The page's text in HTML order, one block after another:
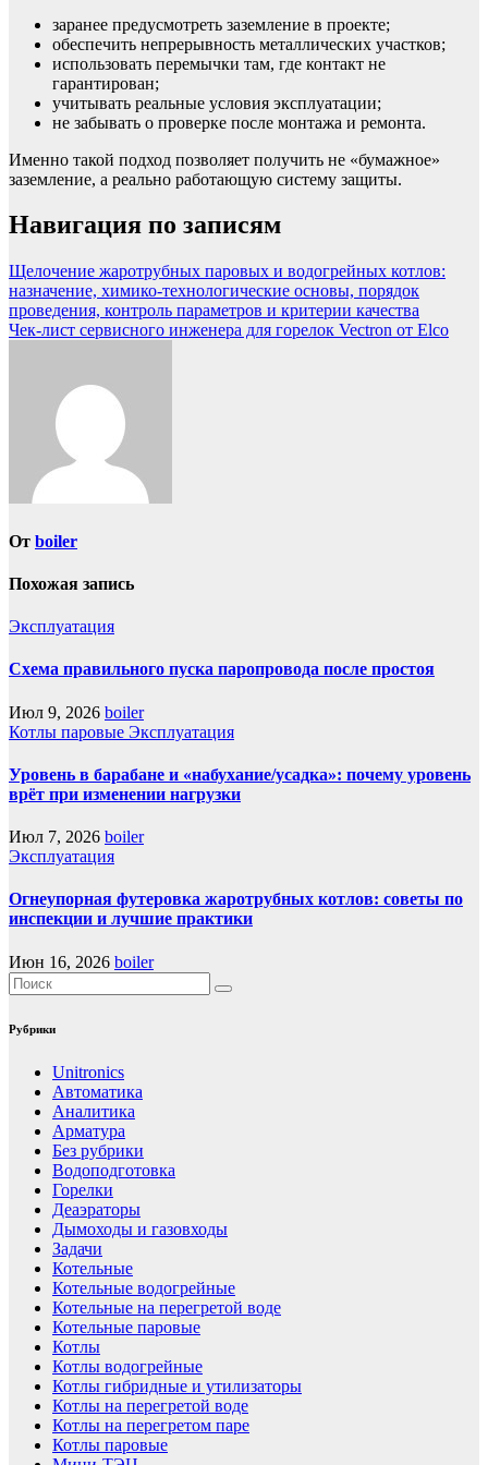
заранее предусмотреть заземление в проекте;
обеспечить непрерывность металлических участков;
использовать перемычки там, где контакт не
гарантирован;
учитывать реальные условия эксплуатации;
не забывать о проверке после монтажа и ремонта.
Именно такой подход позволяет получить не «бумажное»
заземление, а реально работающую систему защиты.
Навигация по записям
Щелочение жаротрубных паровых и водогрейных котлов:
назначение, химико-технологические основы, порядок
проведения, контроль параметров и критерии качества
Чек-лист сервисного инженера для горелок Vectron от Elco
От boiler
Похожая запись
Эксплуатация
Схема правильного пуска паропровода после простоя
Июл 9, 2026 boiler
Котлы паровые Эксплуатация
Уровень в барабане и «набухание/усадка»: почему уровень
врёт при изменении нагрузки
Июл 7, 2026 boiler
Эксплуатация
Огнеупорная футеровка жаротрубных котлов: советы по
инспекции и лучшие практики
Июн 16, 2026 boiler
Рубрики
Unitronics
Автоматика
Аналитика
Арматура
Без рубрики
Водоподготовка
Горелки
Деаэраторы
Дымоходы и газовходы
Задачи
Котельные
Котельные водогрейные
Котельные на перегретой воде
Котельные паровые
Котлы
Котлы водогрейные
Котлы гибридные и утилизаторы
Котлы на перегретой воде
Котлы на перегретом паре
Котлы паровые